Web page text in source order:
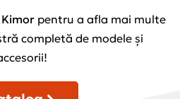
pentru a afla mai multe
completă de modele și